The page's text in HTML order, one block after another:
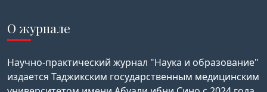
О журнале
Научно-практический журнал "Наука и образование"
издается Таджикским государственным медицинским